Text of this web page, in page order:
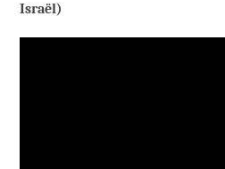
Israël)